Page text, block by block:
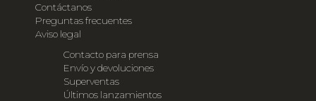
Contáctanos
Preguntas frecuentes
Aviso legal
Contacto para prensa
Envío y devoluciones
Superventas
Últimos lanzamientos